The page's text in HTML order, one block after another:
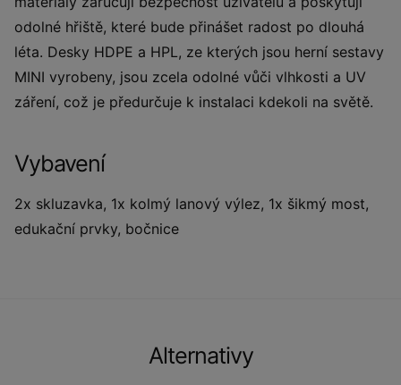
odolné hřiště, které bude přinášet radost po dlouhá
léta. Desky HDPE a HPL, ze kterých jsou herní sestavy
MINI vyrobeny, jsou zcela odolné vůči vlhkosti a UV
záření, což je předurčuje k instalaci kdekoli na světě.
Vybavení
2x skluzavka, 1x kolmý lanový výlez, 1x šikmý most,
edukační prvky, bočnice
Alternativy